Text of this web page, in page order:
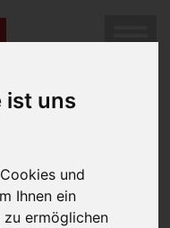
ist uns
und
Ihnen ein
zu ermöglichen